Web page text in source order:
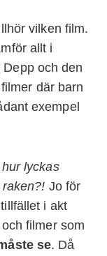
vilken film.
allt i
och den
där barn
exempel
hur lyckas
Jo för
i akt
filmer som
se. Då